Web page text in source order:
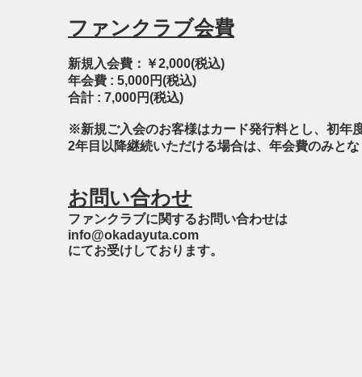
ファンクラブ会費
新規入会費：￥2,000(税込)
年会費 : 5,000円(税込)
合計 : 7,000円(税込)
※新規ご入会のお客様はカード発行料とし、初年
​2年目以降継続いただける場合は、年会費のみと
お問い合わせ
ファンクラブに関するお問い合わせは
info@okadayuta.com
​にてお受けしております。